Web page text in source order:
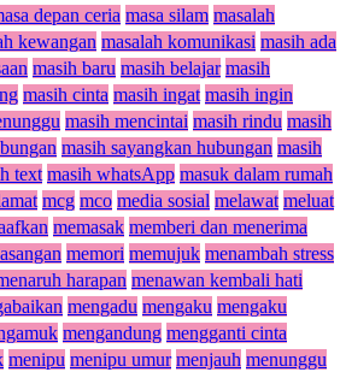
depan ceria masa silam masalah
kewangan masalah komunikasi masih ada
masih baru masih belajar masih
masih cinta masih ingat masih ingin
masih mencintai masih rindu masih
masih sayangkan hubungan masih
text masih whatsApp masuk dalam rumah
mcg mco media sosial melawat meluat
memasak memberi dan menerima
memori memujuk menambah stress
harapan menawan kembali hati
mengadu mengaku mengaku
mengandung mengganti cinta
menipu menipu umur menjauh menunggu